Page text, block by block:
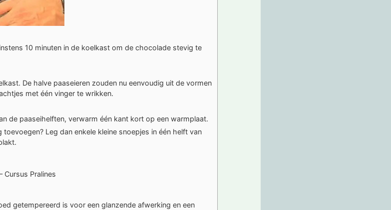
10 minuten in de koelkast om de chocolade stevig te
De halve paaseieren zouden nu eenvoudig uit de vormen
met één vinger te wrikken.
de paaseihelften, verwarm één kant kort op een warmplaat.
toevoegen? Leg dan enkele kleine snoepjes in één helft van
Cursus Pralines
getempereerd is voor een glanzende afwerking en een